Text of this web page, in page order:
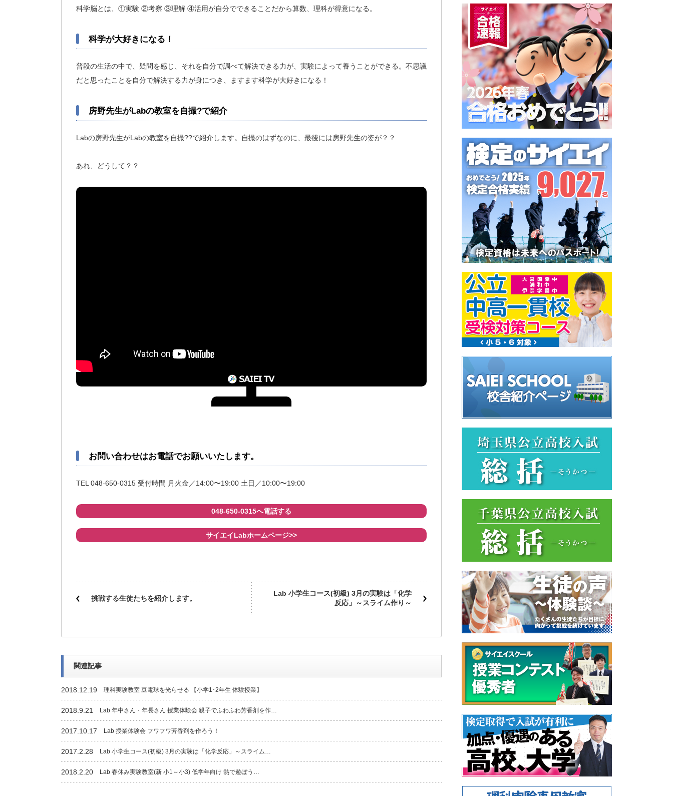
科学脳とは、①実験 ②考察 ③理解 ④活用が自分でできることだから算数、理科が得意になる。
科学が大好きになる！
普段の生活の中で、疑問を感じ、それを自分で調べて解決できる力が、実験によって養うことができる。不思議
だと思ったことを自分で解決する力が身につき、ますます科学が大好きになる！
房野先生がLabの教室を自撮?で紹介
Labの房野先生がLabの教室を自撮??で紹介します。自撮のはずなのに、最後には房野先生の姿が？？
あれ、どうして？？
お問い合わせはお電話でお願いいたします。
TEL 048-650-0315 受付時間 月火金／14:00〜19:00 土日／10:00〜19:00
048-650-0315へ電話する
サイエイLabホームページ>>
挑戦する生徒たちを紹介します。
Lab 小学生コース(初級) 3月の実験は「化学
反応」～スライム作り～
関連記事
2018.12.19 理科実験教室 豆電球を光らせる 【小学1･2年生 体験授業】
2018.9.21 Lab 年中さん・年長さん 授業体験会 親子でふわふわ芳香剤を作…
2017.10.17 Lab 授業体験会 フワフワ芳香剤を作ろう！
2017.2.28 Lab 小学生コース(初級) 3月の実験は「化学反応」～スライム…
2018.2.20 Lab 春休み実験教室(新 小1～小3) 低学年向け 熱で遊ぼう…